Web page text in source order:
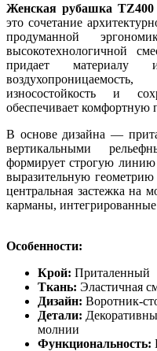
Женская рубашка TZ400
это сочетание
продуманной
высокотехнологичной
придает материалу
износостойкость и
обеспечивает комфортную
В основе дизайна —
вертикальными
формирует строгую
выразительную геометрию
центральная застежка на
карманы,
Особенности:
Крой: Приталенный
Ткань: Эластичная
Дизайн: Воротник-
Детали:
молнии
Функциональность: